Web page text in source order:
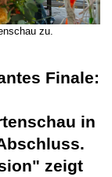
zu.
Finale:
in
zeigt